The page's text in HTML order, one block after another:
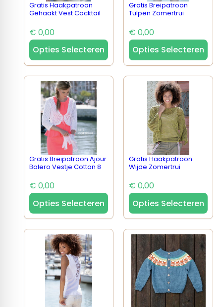
Gratis Haakpatroon
Gehaakt Vest Cocktail
€ 0,00
Opties Selecteren
Gratis Breipatroon
Tulpen Zomertrui
€ 0,00
Opties Selecteren
Gratis Breipatroon Ajour
Bolero Vestje Cotton 8
€ 0,00
Opties Selecteren
Gratis Haakpatroon
Wijde Zomertrui
€ 0,00
Opties Selecteren